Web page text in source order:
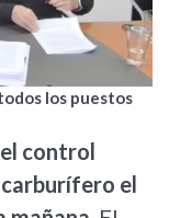
los puestos
control
el